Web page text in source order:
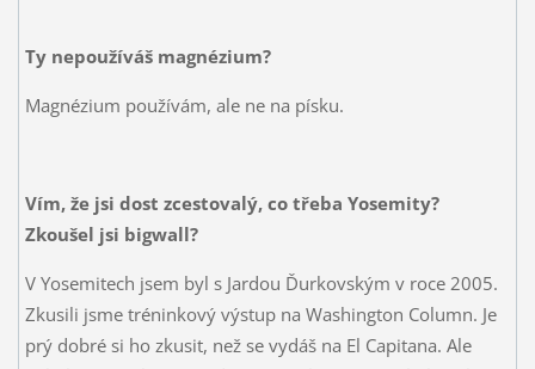
Ty nepoužíváš magnézium?
Magnézium používám, ale ne na písku.
Vím, že jsi dost zcestovalý, co třeba Yosemity?
Zkoušel jsi bigwall?
V Yosemitech jsem byl s Jardou Ďurkovským v roce 2005.
Zkusili jsme tréninkový výstup na Washington Column. Je
prý dobré si ho zkusit, než se vydáš na El Capitana. Ale